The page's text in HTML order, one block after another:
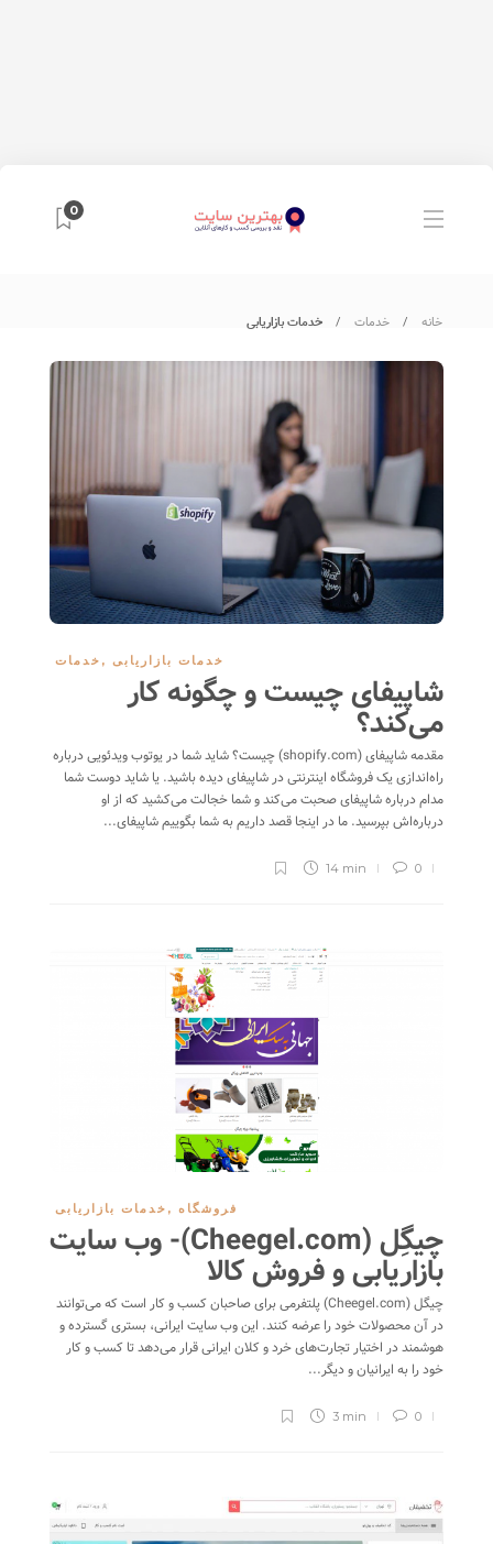
0
خانه خدمات خدمات بازاریابی
خدمات , خدمات بازاریابی
شاپیفای چیست و چگونه کار
می‌کند؟
مقدمه شاپیفای (shopify.com) چیست؟ شاید شما در یوتوب ویدئویی درباره
راه‌اندازی یک فروشگاه اینترنتی در شاپیفای دیده باشید. یا شاید دوست شما
مدام درباره شاپیفای صحبت می‌کند و شما خجالت می‌کشید که از او
درباره‌اش بپرسید. ما در اینجا قصد داریم به شما بگوییم شاپیفای...
0
14 min
خدمات بازاریابی , فروشگاه
چیگِل (Cheegel.com)- وب سایت
بازاریابی و فروش کالا
چیگل (Cheegel.com) پلتفرمی برای صاحبان کسب و کار است که می‌توانند
در آن محصولات خود را عرضه کنند. این وب سایت ایرانی، بستری گسترده و
هوشمند در اختیار تجارت‌های خرد و کلان ایرانی قرار می‌دهد تا کسب و کار
خود را به ایرانیان و دیگر...
0
3 min